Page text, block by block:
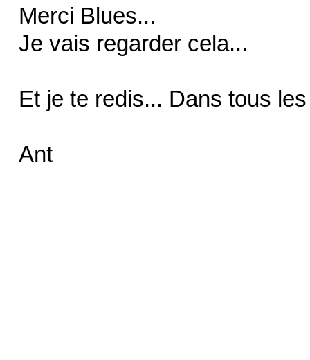
Merci Blues...
Je vais regarder cela...
Et je te redis... Dans tous
Ant